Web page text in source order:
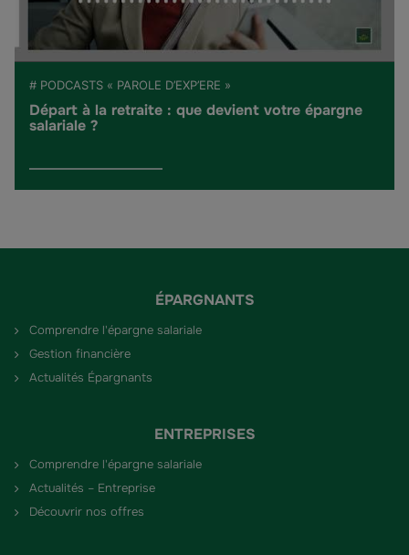
# PODCASTS « PAROLE D’EXP’ERE »
Départ à la retraite : que devient votre épargne
salariale ?
ÉPARGNANTS
Comprendre l'épargne salariale
Gestion financière
Actualités Épargnants
ENTREPRISES
Comprendre l'épargne salariale
Actualités – Entreprise
Découvrir nos offres